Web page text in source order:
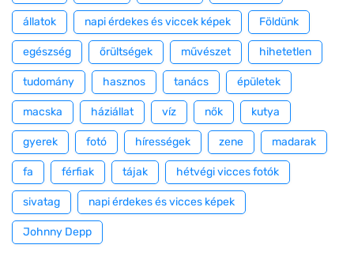
állatok napi érdekes és viccek képek Földünk
egészség őrültségek művészet hihetetlen
tudomány hasznos tanács épületek
macska háziállat víz nők kutya
gyerek fotó hírességek zene madarak
fa férfiak tájak hétvégi vicces fotók
sivatag napi érdekes és vicces képek
Johnny Depp